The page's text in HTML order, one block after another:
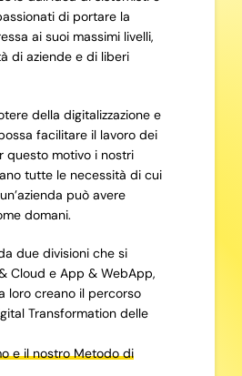
di portare la
ai suoi massimi livelli,
di aziende e di liberi
della digitalizzazione e
facilitare il lavoro dei
questo motivo i nostri
tutte le necessità di cui
può avere
domani.
due divisioni che si
Cloud e App & WebApp,
loro creano il percorso
Transformation delle
e il nostro Metodo di